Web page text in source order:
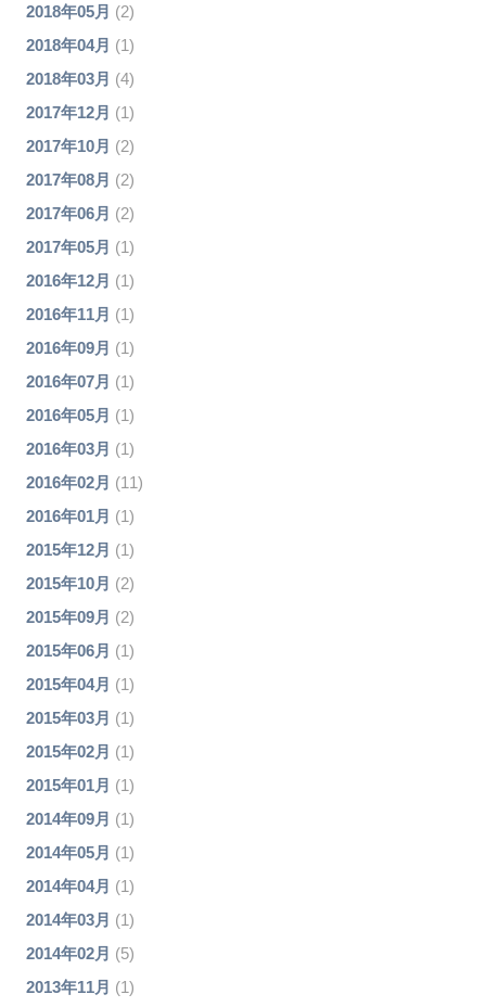
2018年05月 (2)
2018年04月 (1)
2018年03月 (4)
2017年12月 (1)
2017年10月 (2)
2017年08月 (2)
2017年06月 (2)
2017年05月 (1)
2016年12月 (1)
2016年11月 (1)
2016年09月 (1)
2016年07月 (1)
2016年05月 (1)
2016年03月 (1)
2016年02月 (11)
2016年01月 (1)
2015年12月 (1)
2015年10月 (2)
2015年09月 (2)
2015年06月 (1)
2015年04月 (1)
2015年03月 (1)
2015年02月 (1)
2015年01月 (1)
2014年09月 (1)
2014年05月 (1)
2014年04月 (1)
2014年03月 (1)
2014年02月 (5)
2013年11月 (1)